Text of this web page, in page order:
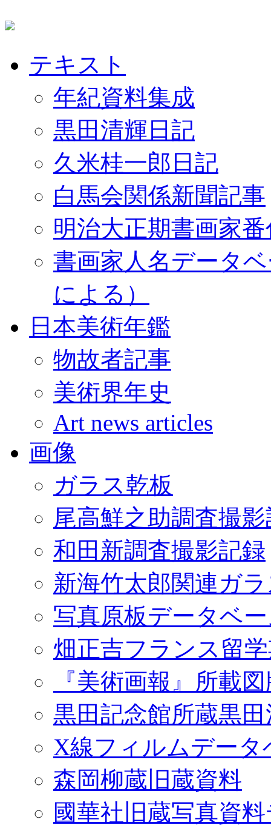
テキスト
年紀資料集成
黒田清輝日記
久米桂一郎日記
白馬会関係新聞記事
明治大正期書画家
書画家人名データ
による）
日本美術年鑑
物故者記事
美術界年史
Art news articles
画像
ガラス乾板
尾高鮮之助調査撮
和田新調査撮影記録
新海竹太郎関連ガ
写真原板データベ
畑正吉フランス留
『美術画報』所載
黒田記念館所蔵黒
X線フィルムデータ
森岡柳蔵旧蔵資料
國華社旧蔵写真資